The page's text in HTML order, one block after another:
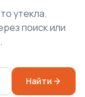
утекла.
поиск или
Найти